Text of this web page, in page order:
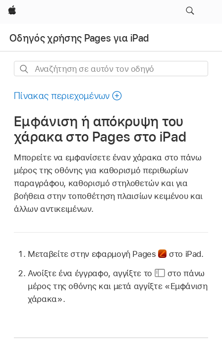
Apple
Οδηγός χρήσης Pages για iPad
Αναζήτηση
αυτόν
οδηγό
Πίνακας περιεχομένων
Εμφάνιση ή απόκρυψη του
χάρακα στο Pages στο iPad
Μπορείτε να εμφανίσετε έναν χάρακα στο πάνω
μέρος της οθόνης για καθορισμό περιθωρίων
παραγράφου, καθορισμό στηλοθετών και για
βοήθεια στην τοποθέτηση πλαισίων κειμένου και
άλλων αντικειμένων.
Μεταβείτε στην εφαρμογή Pages
στο iPad.
Ανοίξτε ένα έγγραφο, αγγίξτε το
στο πάνω
μέρος της οθόνης και μετά αγγίξτε «Εμφάνιση
χάρακα».